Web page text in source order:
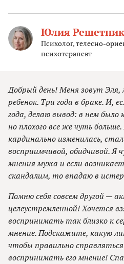
Юлия
Психолог, телесно-
психотерапевт
Добрый день! Меня зовут
ребенок. Три года в браке. И,
года, делаю вывод: в нем было
но плохого все же чуть
кардинально изменилась,
восприимчивой, обидчивой. Я
мнения мужа и если
скандалим, то впадаю в
Помню себя совсем другой —
целеустремленной! Хочется
воспринимать так близко к
мнение. Подскажите, какую
чтобы правильно
воспринимать его мнение!